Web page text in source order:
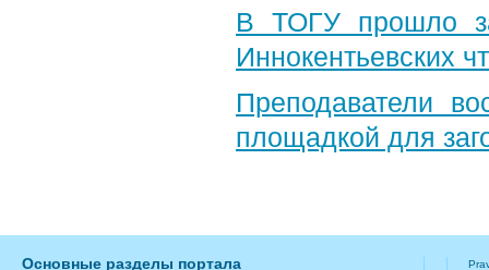
В ТОГУ прошло
Иннокентьевских
Преподаватели
площадкой для
Основные разделы портала